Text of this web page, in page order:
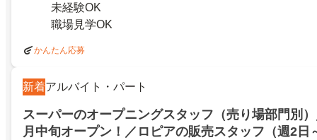
未経験OK
職場見学OK
かんたん応募
新着アルバイト・パート
スーパーのオープニングスタッフ（売り場部門別
月中旬オープン！／ロピアの販売スタッフ（週2日